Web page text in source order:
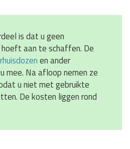
is dat u geen
aan te schaffen. De
en ander
mee. Na afloop nemen ze
u niet met gebruikte
De kosten liggen rond